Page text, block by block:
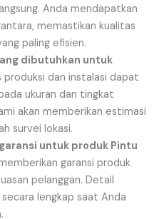
Anda mendapatkan
memastikan kualitas
paling efisien.
dibutuhkan untuk
produksi dan instalasi dapat
ukuran dan tingkat
akan memberikan estimasi
survei lokasi.
untuk produk Pintu
garansi produk
pelanggan. Detail
lengkap saat Anda